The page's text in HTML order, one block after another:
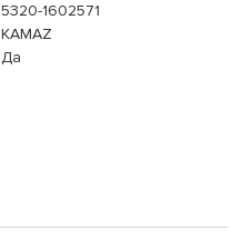
5320-1602571
KAMAZ
Да